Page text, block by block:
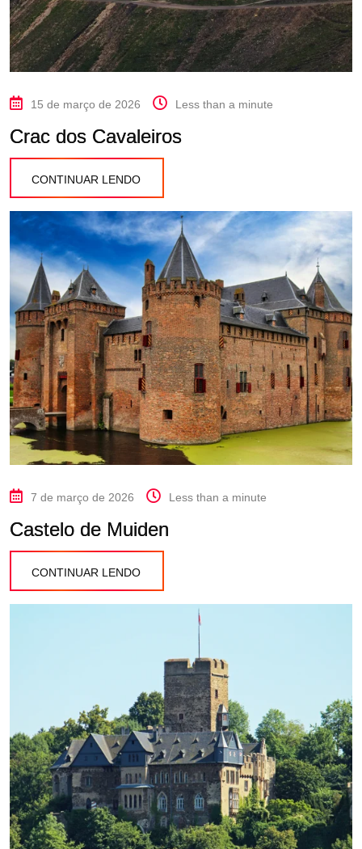
15 de março de 2026 Less than a minute
Crac dos Cavaleiros
CONTINUAR LENDO
7 de março de 2026 Less than a minute
Castelo de Muiden
CONTINUAR LENDO